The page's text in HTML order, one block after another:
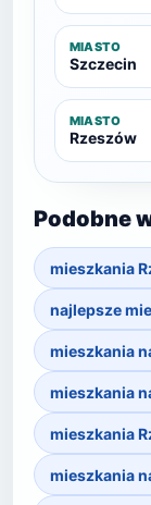
MIASTO
Szczecin
MIASTO
Rzeszów
Podobne
mieszkania
najlepsze
mieszkania
mieszkania
mieszkania
mieszkania